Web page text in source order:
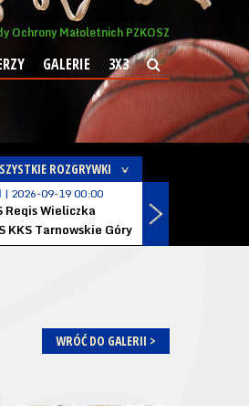
Ochrony Małoletnich PZKOSZ
GALERIE 3X3
ROZGRYWKI
| 2026-09-19 00:00
Regis Wieliczka
---
KKS Tarnowskie Góry
WRÓĆ DO GALERII >